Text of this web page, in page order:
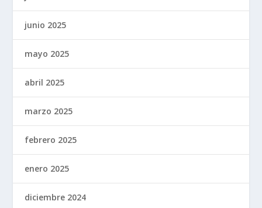
junio 2025
mayo 2025
abril 2025
marzo 2025
febrero 2025
enero 2025
diciembre 2024